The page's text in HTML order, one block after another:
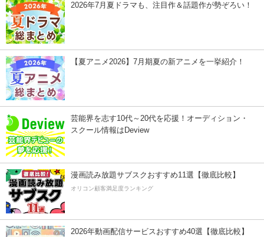
2026年7月夏ドラマも、注目作＆話題作が勢ぞろい！
【夏アニメ2026】7月期夏の新アニメを一挙紹介！
芸能界を志す10代～20代を応援！オーディション・
スクール情報はDeview
漫画読み放題サブスクおすすめ11選【徹底比較】
オリコン顧客満足度ランキング
2026年動画配信サービスおすすめ40選【徹底比較】